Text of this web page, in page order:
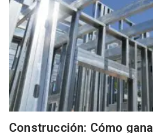
Construcción: Cómo